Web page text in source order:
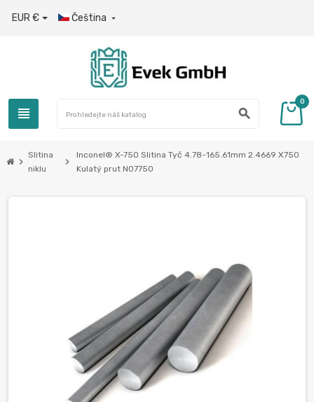
EUR € Čeština 
view_headline search
0
chevron_right
Slitina
niklu
chevron_right
Inconel® X-750 Slitina Tyč 4.78-165.61mm 2.4669 X750
Kulatý prut N07750